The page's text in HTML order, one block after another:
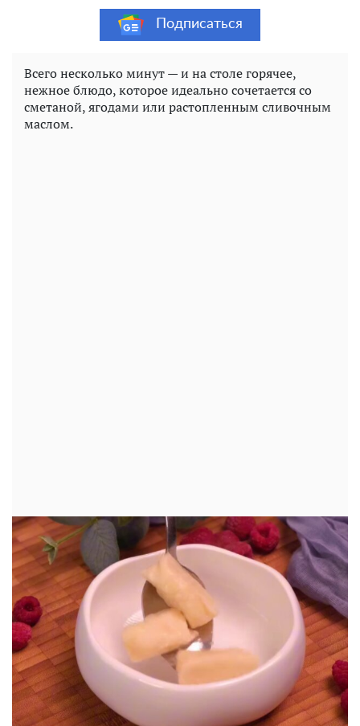
Подписаться
Всего несколько минут — и на столе горячее,
нежное блюдо, которое идеально сочетается со
сметаной, ягодами или растопленным сливочным
маслом.